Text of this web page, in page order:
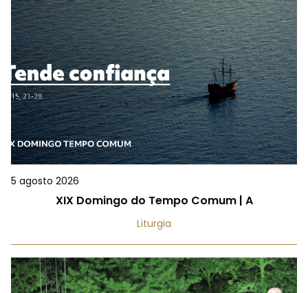
5 agosto 2026
XIX Domingo do Tempo Comum | A
Liturgia